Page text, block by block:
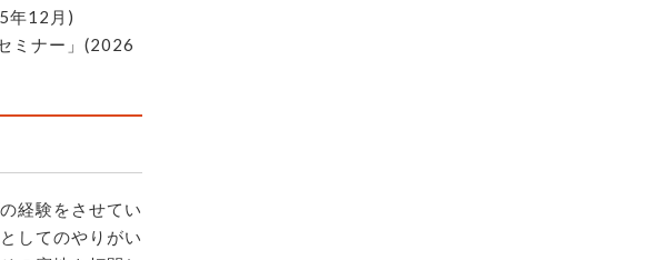
年12月)
ミナー」(2026
経験をさせてい
してのやりがい